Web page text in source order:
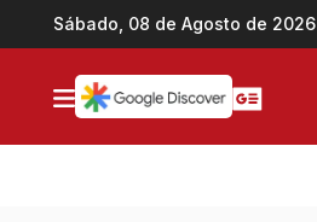
Ir direto pro conteúdo
Sábado, 08 de Agosto de 2026